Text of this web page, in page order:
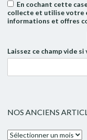
En cochant cette
collecte et utilise votre
informations et offres
Laissez ce champ vide
NOS ANCIENS
Nos